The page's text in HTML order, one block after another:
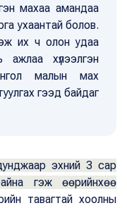
махаа амандаа
ухаантай болов.
их ч олон удаа
хүлээлгэн
малын мах
гээд байдаг
эхний 3 сар
гэж өөрийнхөө
тавагтай хоолны